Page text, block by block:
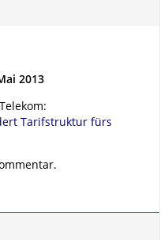
2013
Tarifstruktur fürs